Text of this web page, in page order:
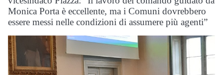
Monica Porta è eccellente, ma i Comuni dovrebbero
essere messi nelle condizioni di assumere più agenti”